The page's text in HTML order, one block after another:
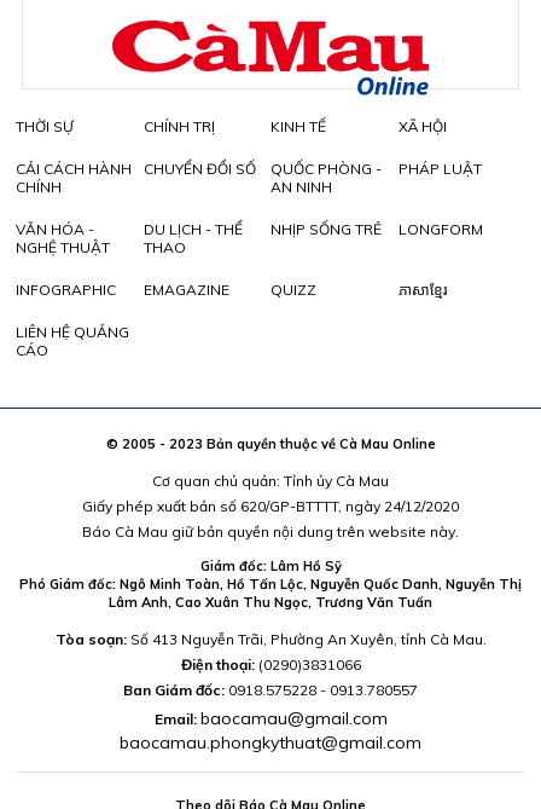
THỜI SỰ CHÍNH TRỊ KINH TẾ XÃ HỘI
CẢI CÁCH HÀNH
CHÍNH
CHUYỂN ĐỔI SỐ
QUỐC PHÒNG -
AN NINH
PHÁP LUẬT
VĂN HÓA -
NGHỆ THUẬT
DU LỊCH - THỂ
THAO
NHỊP SỐNG TRẺ LONGFORM
INFOGRAPHIC EMAGAZINE QUIZZ ភាសាខ្មែរ
LIÊN HỆ QUẢNG
CÁO
© 2005 - 2023 Bản quyền thuộc về Cà Mau Online
Cơ quan chủ quản: Tỉnh ủy Cà Mau
Giấy phép xuất bản số 620/GP-BTTTT, ngày 24/12/2020
Báo Cà Mau giữ bản quyền nội dung trên website này.
Giám đốc: Lâm Hồ Sỹ
Phó Giám đốc: Ngô Minh Toàn, Hồ Tấn Lộc, Nguyễn Quốc Danh, Nguyễn Thị
Lâm Anh, Cao Xuân Thu Ngọc, Trương Văn Tuấn
Tòa soạn:Số 413 Nguyễn Trãi, Phường An Xuyên, tỉnh Cà Mau.
Điện thoại: (0290)3831066
Ban Giám đốc: 0918.575228 - 0913.780557
Email: baocamau@gmail.com
baocamau.phongkythuat@gmail.com
Theo dõi Báo Cà Mau Online